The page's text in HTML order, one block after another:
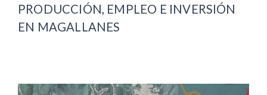
PRODUCCIÓN, EMPLEO E INVERSIÓN
EN MAGALLANES